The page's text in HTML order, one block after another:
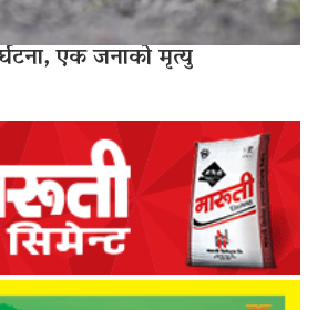
एक जनाको मृत्यु